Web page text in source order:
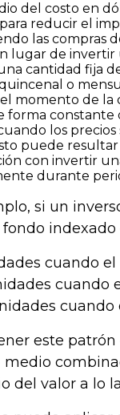
del costo en
reducir el
las compras
lugar de invertir
cantidad fija
o
momento de la
forma constante
los
puede
con invertir
durante
si un
indexado
cuando el
cuando
cuando
este patrón
medio
del valor a lo